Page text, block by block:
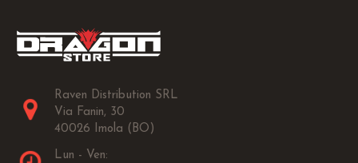
Raven Distribution SRL
Via Fanin, 30
40026 Imola (BO)
Lun - Ven: